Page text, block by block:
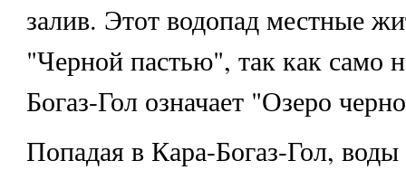
залив. Этот водопад местные
"Черной пастью", так как само
Богаз-Гол означает "Озеро
Попадая в Кара-Богаз-Гол,